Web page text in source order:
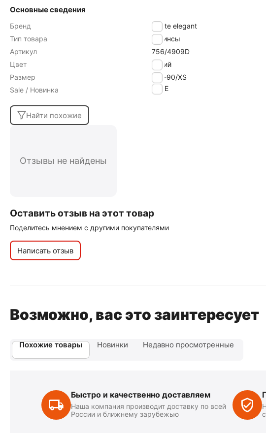
Основные сведения
Бренд
Conte elegant
Тип товара
Джинсы
Артикул
756/4909D
Цвет
синий
Размер
170-90/XS
Sale / Новинка
SALE
Найти похожие
Отзывы не найдены
Оставить отзыв на этот товар
Поделитесь мнением с другими покупателями
Написать отзыв
Возможно, вас это заинтересует
Похожие товары Новинки Недавно просмотренные
Быстро и качественно доставляем
Наша компания производит доставку по всей
России и ближнему зарубежью